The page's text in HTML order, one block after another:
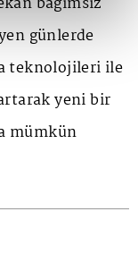
günlerde
teknolojileri ile
yeni bir
mümkün